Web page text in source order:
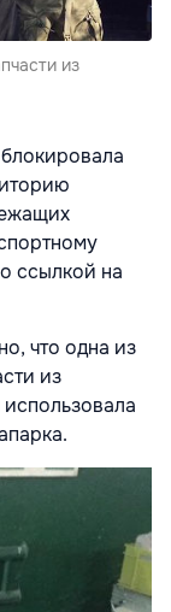
из
ссылкой на
что одна из
из